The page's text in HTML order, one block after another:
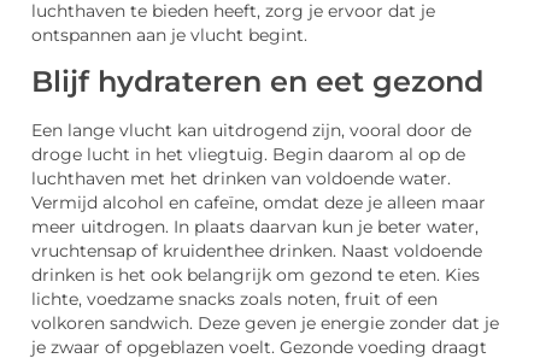
luchthaven te bieden heeft, zorg je ervoor dat je
ontspannen aan je vlucht begint.
Blijf hydrateren en eet gezond
Een lange vlucht kan uitdrogend zijn, vooral door de
droge lucht in het vliegtuig. Begin daarom al op de
luchthaven met het drinken van voldoende water.
Vermijd alcohol en cafeïne, omdat deze je alleen maar
meer uitdrogen. In plaats daarvan kun je beter water,
vruchtensap of kruidenthee drinken. Naast voldoende
drinken is het ook belangrijk om gezond te eten. Kies
lichte, voedzame snacks zoals noten, fruit of een
volkoren sandwich. Deze geven je energie zonder dat je
je zwaar of opgeblazen voelt. Gezonde voeding draagt